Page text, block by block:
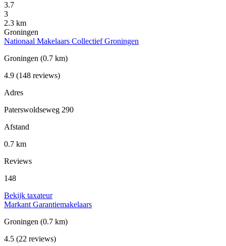
3.7
3
2.3 km
Groningen
Nationaal Makelaars Collectief Groningen
Groningen (0.7 km)
4.9 (148 reviews)
Adres
Paterswoldseweg 290
Afstand
0.7 km
Reviews
148
Bekijk taxateur
Markant Garantiemakelaars
Groningen (0.7 km)
4.5 (22 reviews)